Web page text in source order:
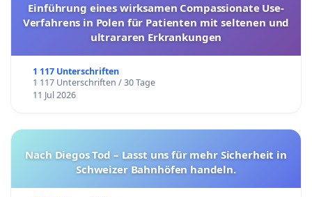
Einführung eines wirksamen Compassionate Use-
Verfahrens in Polen für Patienten mit seltenen und
ultrararen Erkrankungen
1 117 Unterschriften
1 117 Unterschriften / 30 Tage
11 Jul 2026
Nach Diegos Tod – Lasst uns für mehr Sicherheit in
Schweizer Bahnhöfen handeln.